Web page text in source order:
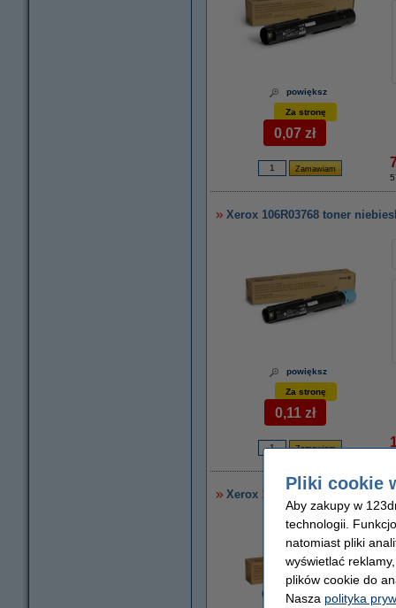
powiększ
Za stronę
0,07 zł
Xerox 106R03768 toner
powiększ
Za stronę
0,11 zł
Xerox 106R03767 toner
Pliki cookie
Aby zakupy w
technologii.
natomiast pliki
wyświetlać
plików cookie do
Nasza polityka